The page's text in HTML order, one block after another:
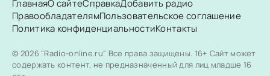
ГлавнаяО сайтеСправкаДобавить радио
ПравообладателямПользовательское соглашение
Политика конфиденциальностиКонтакты
© 2026 "Radio-online.ru" Все права защищены. 16+ Сайт может
содержать контент, не предназначенный для лиц младше 16